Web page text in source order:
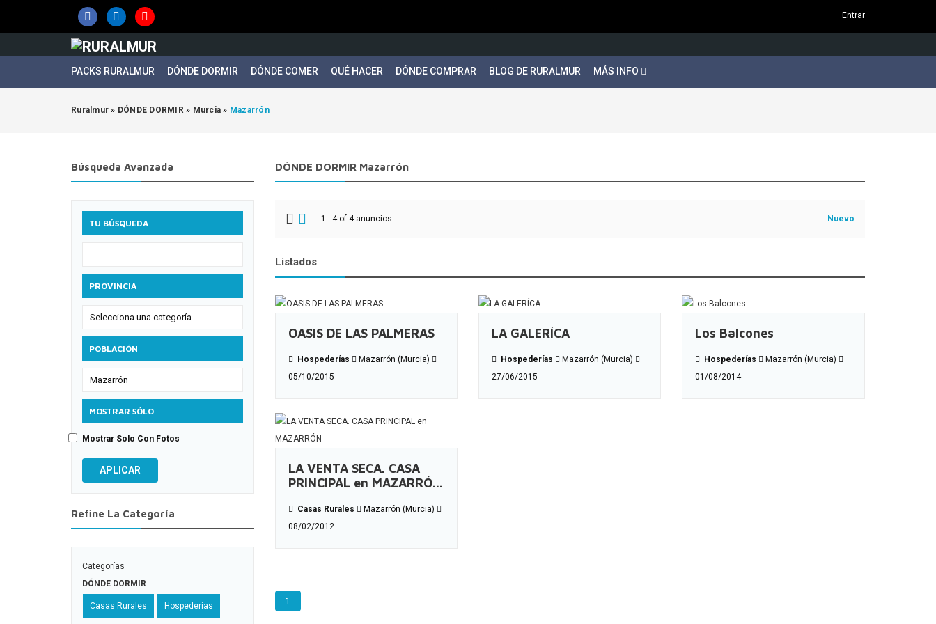
Entrar
PACKS RURALMUR DÓNDE DORMIR DÓNDE COMER QUÉ HACER DÓNDE COMPRAR BLOG DE RURALMUR MÁS INFO
Ruralmur » DÓNDE DORMIR » Murcia » Mazarrón
Búsqueda Avanzada
TU BÚSQUEDA
PROVINCIA
POBLACIÓN
MOSTRAR SÓLO
Mostrar Solo Con Fotos
APLICAR
Refine La Categoría
Categorías
DÓNDE DORMIR
Casas Rurales Hospederías
DÓNDE DORMIR Mazarrón
1 - 4 of 4 anuncios Nuevo
Listados
OASIS DE LAS PALMERAS
Hospederías
Mazarrón (Murcia)
05/10/2015
LA GALERÍCA
Hospederías
Mazarrón (Murcia)
27/06/2015
Los Balcones
Hospederías
Mazarrón (Murcia)
01/08/2014
LA VENTA SECA. CASA
PRINCIPAL en MAZARRÓ...
Casas Rurales
Mazarrón (Murcia)
08/02/2012
1